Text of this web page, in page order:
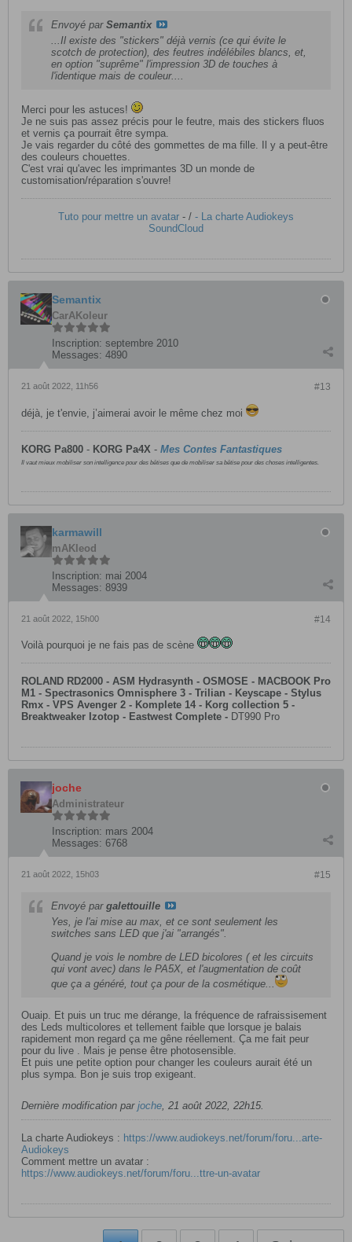
Envoyé par Semantix
...Il existe des "stickers" déjà vernis (ce qui évite le
scotch de protection), des feutres indélébiles blancs, et,
en option "suprême" l'impression 3D de touches à
l'identique mais de couleur....
Merci pour les astuces!
Je ne suis pas assez précis pour le feutre, mais des stickers fluos
et vernis ça pourrait être sympa.
Je vais regarder du côté des gommettes de ma fille. Il y a peut-être
des couleurs chouettes.
C'est vrai qu'avec les imprimantes 3D un monde de
customisation/réparation s'ouvre!
Tuto pour mettre un avatar - / - La charte Audiokeys
SoundCloud
Semantix
CarAKoleur
Inscription: septembre 2010
Messages: 4890
#13
21 août 2022, 11h56
déjà, je t'envie, j’aimerai avoir le même chez moi
KORG Pa800 - KORG Pa4X - Mes Contes Fantastiques
Il vaut mieux mobiliser son intelligence pour des bêtises que de mobiliser sa bêtise pour des choses intelligentes.
karmawill
mAKleod
Inscription: mai 2004
Messages: 8939
#14
21 août 2022, 15h00
Voilà pourquoi je ne fais pas de scène
ROLAND RD2000 - ASM Hydrasynth - OSMOSE - MACBOOK Pro
M1 - Spectrasonics Omnisphere 3 - Trilian - Keyscape - Stylus
Rmx - VPS Avenger 2 - Komplete 14 - Korg collection 5 -
Breaktweaker Izotop - Eastwest Complete - DT990 Pro
joche
Administrateur
Inscription: mars 2004
Messages: 6768
#15
21 août 2022, 15h03
Envoyé par galettouille
Yes, je l'ai mise au max, et ce sont seulement les
switches sans LED que j'ai "arrangés".
Quand je vois le nombre de LED bicolores ( et les circuits
qui vont avec) dans le PA5X, et l'augmentation de coût
que ça a généré, tout ça pour de la cosmétique...
Ouaip. Et puis un truc me dérange, la fréquence de rafraissisement
des Leds multicolores et tellement faible que lorsque je balais
rapidement mon regard ça me gêne réellement. Ça me fait peur
pour du live . Mais je pense être photosensible.
Et puis une petite option pour changer les couleurs aurait été un
plus sympa. Bon je suis trop exigeant.
Dernière modification par joche, 21 août 2022, 22h15.
La charte Audiokeys : https://www.audiokeys.net/forum/foru...arte-
Audiokeys
Comment mettre un avatar :
https://www.audiokeys.net/forum/foru...ttre-un-avatar